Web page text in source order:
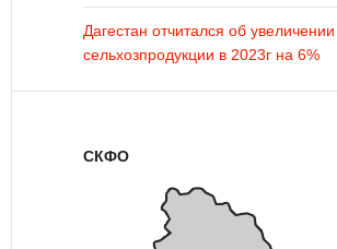
Дагестан отчитался об
сельхозпродукции в 2023г на 6%
СКФО